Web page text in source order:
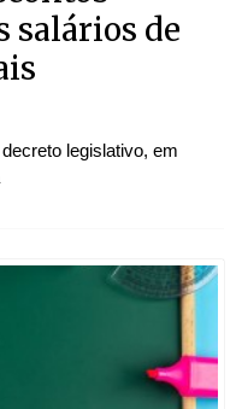
salários de
legislativo, em